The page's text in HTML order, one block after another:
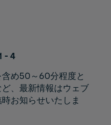
- 4
め50～60分程度と
、最新情報はウェブ
お知らせいたしま